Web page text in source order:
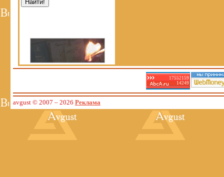
17552159
14249
avgust © 2007 – 2026 Реклама